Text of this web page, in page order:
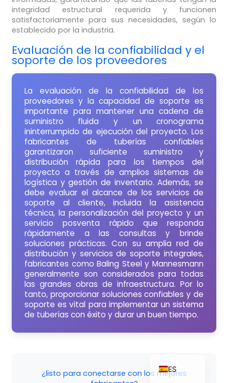
integridad estructural requerida y funcionen
satisfactoriamente para sus necesidades, según lo
establecido por la industria.
Evaluación de la confiabilidad y el
soporte de los proveedores
La evaluación de la confiabilidad de los
proveedores y la capacidad de soporte es
importante para mantener una cadena de
suministro fluida y un cronograma
ininterrumpido de ejecución del proyecto. Los
fabricantes de tuberías confiables
garantizaron suficiente suministro y
distribución rápida para los tiempos del
proyecto a través de amplios sistemas de
logística y gestión de inventario. Además, se
debe evaluar el alcance de los servicios de
soporte al cliente, incluida la asistencia
técnica, la personalización del proyecto y un
servicio posventa rápido que responda
rápidamente a las consultas y brinde
soluciones prácticas. Con su amplia red de
distribución y servicios de soporte integrales,
fabricantes como Baling Steel y Mannesmann
generalmente son considerados para todas
las grandes obras de infraestructura. Por lo
tanto, proporcionar soluciones confiables y de
soporte es vital para implementar un sistema
de tuberías con éxito y durar un buen tiempo.
¿listo para conectarse con los mejores
ES
DE
NL
FR
IT
JA
KO
PT
RU
ZH_TW